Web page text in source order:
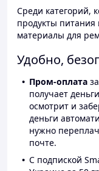
Среди категорий,
продукты
материалы для
Удобно,
Пром-оплата
получает
осмотрит и
деньги
нужно
почте.
С подпиской